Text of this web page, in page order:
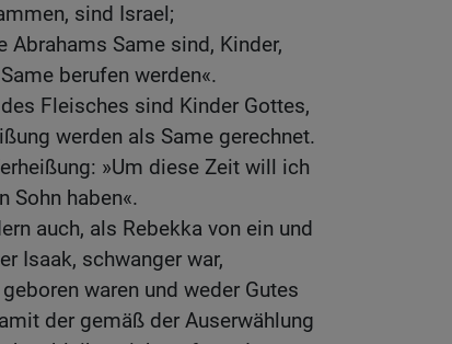
sind Israel;
Same sind, Kinder,
berufen werden«.
Fleisches sind Kinder Gottes,
werden als Same gerechnet.
»Um diese Zeit will ich
Sohn haben«.
auch, als Rebekka von ein und
Isaak, schwanger war,
waren und weder Gutes
der gemäß der Auserwählung